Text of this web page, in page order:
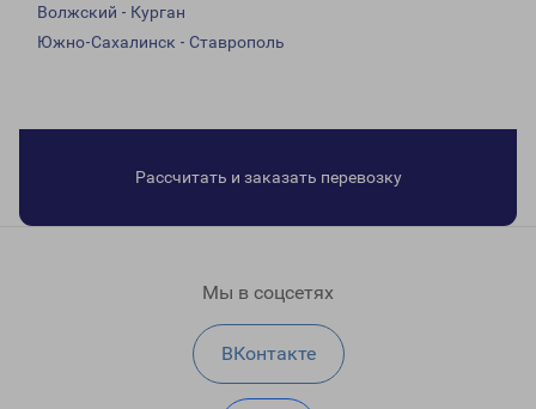
Волжский - Курган
Южно-Сахалинск - Ставрополь
Рассчитать и заказать перевозку
Мы в соцсетях
ВКонтакте